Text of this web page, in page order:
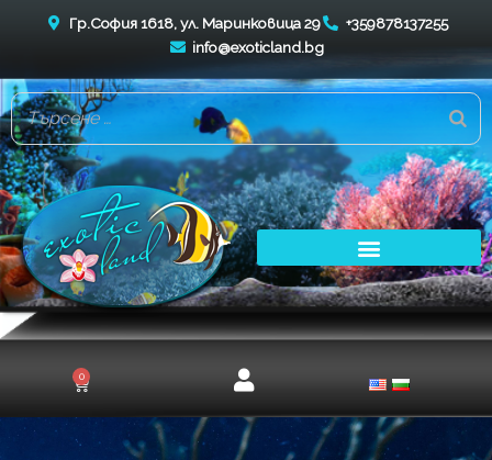
Гр.София 1618, ул. Маринковица 29
+359878137255
info@exoticland.bg
0
Cart